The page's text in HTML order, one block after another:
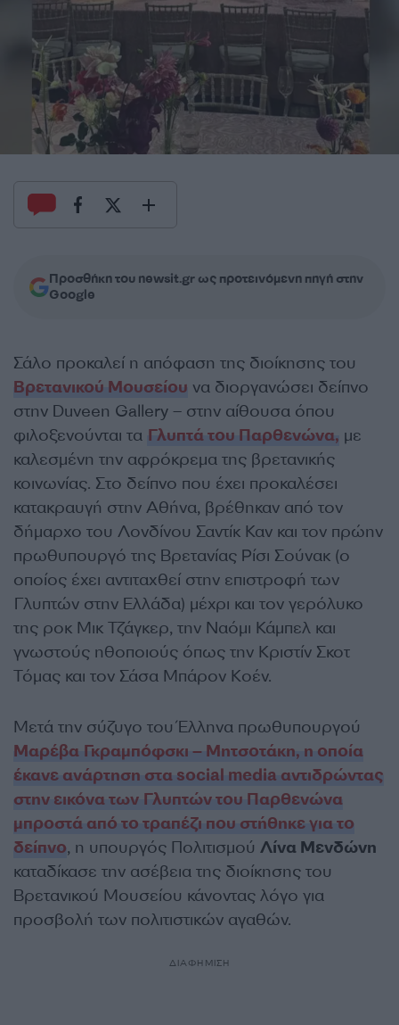
Προσθήκη του newsit.gr ως προτεινόμενη πηγή στην
Google
Σάλο προκαλεί η απόφαση της διοίκησης του
Βρετανικού Μουσείου να διοργανώσει δείπνο
στην Duveen Gallery – στην αίθουσα όπου
φιλοξενούνται τα Γλυπτά του Παρθενώνα, με
καλεσμένη την αφρόκρεμα της βρετανικής
κοινωνίας. Στο δείπνο που έχει προκαλέσει
κατακραυγή στην Αθήνα, βρέθηκαν από τον
δήμαρχο του Λονδίνου Σαντίκ Καν και τον πρώην
πρωθυπουργό της Βρετανίας Ρίσι Σούνακ (ο
οποίος έχει αντιταχθεί στην επιστροφή των
Γλυπτών στην Ελλάδα) μέχρι και τον γερόλυκο
της ροκ Μικ Τζάγκερ, την Ναόμι Κάμπελ και
γνωστούς ηθοποιούς όπως την Κριστίν Σκοτ
Τόμας και τον Σάσα Μπάρον Κοέν.
Μετά την σύζυγο του Έλληνα πρωθυπουργού
Μαρέβα Γκραμπόφσκι – Μητσοτάκη, η οποία
έκανε ανάρτηση στα social media αντιδρώντας
στην εικόνα των Γλυπτών του Παρθενώνα
μπροστά από το τραπέζι που στήθηκε για το
δείπνο, η υπουργός Πολιτισμού Λίνα Μενδώνη
καταδίκασε την ασέβεια της διοίκησης του
Βρετανικού Μουσείου κάνοντας λόγο για
προσβολή των πολιτιστικών αγαθών.
ΔΙΑΦΗΜΙΣΗ